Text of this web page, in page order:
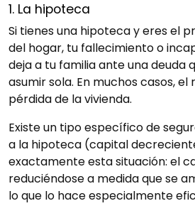
1. La hipoteca
Si tienes una hipoteca y eres el
del hogar, tu fallecimiento o
deja a tu familia ante una deuda
asumir sola. En muchos casos, el
pérdida de la vivienda.
Existe un tipo específico de
a la hipoteca (capital
exactamente esta situación: el
reduciéndose a medida que se
lo que lo hace especialmente